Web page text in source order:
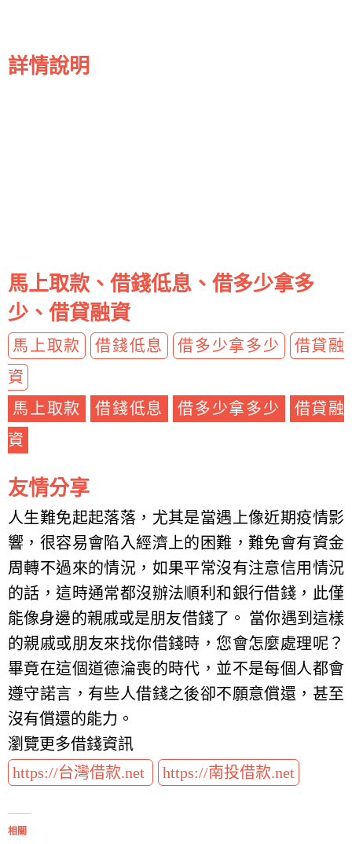
詳情說明
馬上取款、借錢低息、借多少拿多
少、借貸融資
馬上取款 借錢低息 借多少拿多少
借貸融
資
馬上取款
借錢低息 借多少拿多少
借貸融
資
友情分享
人生難免起起落落，尤其是當遇上像近期疫情影
響，很容易會陷入經濟上的困難，難免會有資金
周轉不過來的情況，如果平常沒有注意信用情況
的話，這時通常都沒辦法順利和銀行借錢，此僅
能像身邊的親戚或是朋友借錢了。 當你遇到這樣
的親戚或朋友來找你借錢時，您會怎麼處理呢？
畢竟在這個道德淪喪的時代，並不是每個人都會
遵守諾言，有些人借錢之後卻不願意償還，甚至
沒有償還的能力。
瀏覽更多借錢資訊
https://台灣借款.net
https://南投借款.net
相關